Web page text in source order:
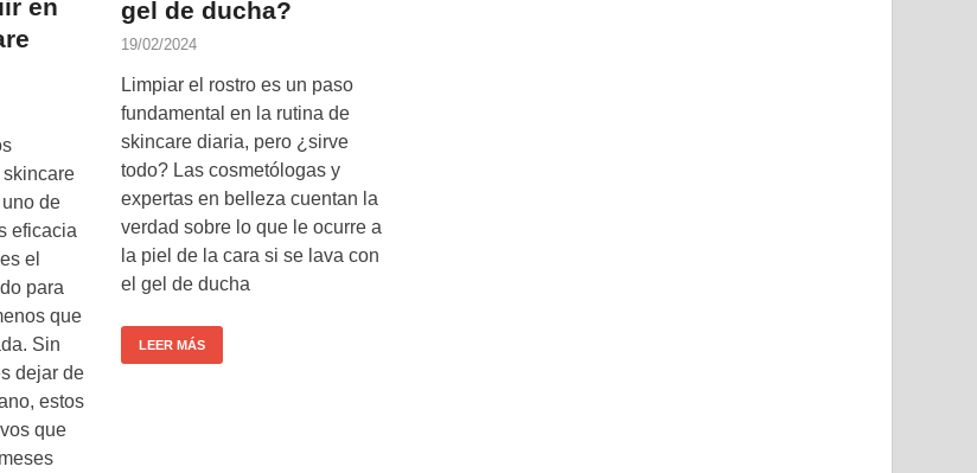
en
de
eficacia
el
para
que
Sin
dejar de
estos
que
gel de ducha?
19/02/2024
Limpiar el rostro es un paso
fundamental en la rutina de
skincare diaria, pero ¿sirve
todo? Las cosmetólogas y
expertas en belleza cuentan la
verdad sobre lo que le ocurre a
la piel de la cara si se lava con
el gel de ducha
LEER MÁS